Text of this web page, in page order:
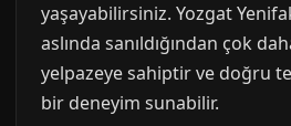
yaşayabilirsiniz. Yozgat
aslında sanıldığından çok
yelpazeye sahiptir ve doğru
bir deneyim sunabilir.